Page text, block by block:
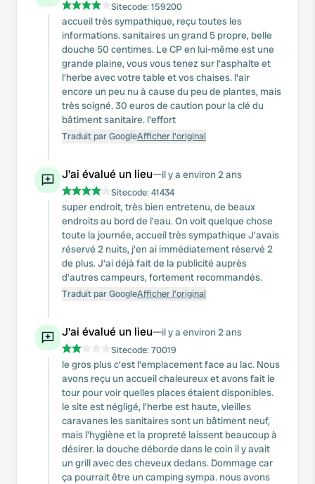
Sitecode:159200
accueil très sympathique, reçu toutes les
informations. sanitaires un grand 5 propre, belle
douche 50 centimes. Le CP en lui-même est une
grande plaine, vous vous tenez sur l'asphalte et
l'herbe avec votre table et vos chaises. l'air
encore un peu nu à cause du peu de plantes, mais
très soigné. 30 euros de caution pour la clé du
bâtiment sanitaire. l'effort
Traduit par GoogleAfficher l'original
J'ai évalué un lieu—il y a environ 2 ans
Sitecode:41434
super endroit, très bien entretenu, de beaux
endroits au bord de l'eau. On voit quelque chose
toute la journée, accueil très sympathique J'avais
réservé 2 nuits, j'en ai immédiatement réservé 2
de plus. J'ai déjà fait de la publicité auprès
d'autres campeurs, fortement recommandés.
Traduit par GoogleAfficher l'original
J'ai évalué un lieu—il y a environ 2 ans
Sitecode:70019
le gros plus c'est l'emplacement face au lac. Nous
avons reçu un accueil chaleureux et avons fait le
tour pour voir quelles places étaient disponibles.
le site est négligé, l'herbe est haute, vieilles
caravanes les sanitaires sont un bâtiment neuf,
mais l'hygiène et la propreté laissent beaucoup à
désirer. la douche déborde dans le coin il y avait
un grill avec des cheveux dedans. Dommage car
ça pourrait être un camping sympa. nous avons